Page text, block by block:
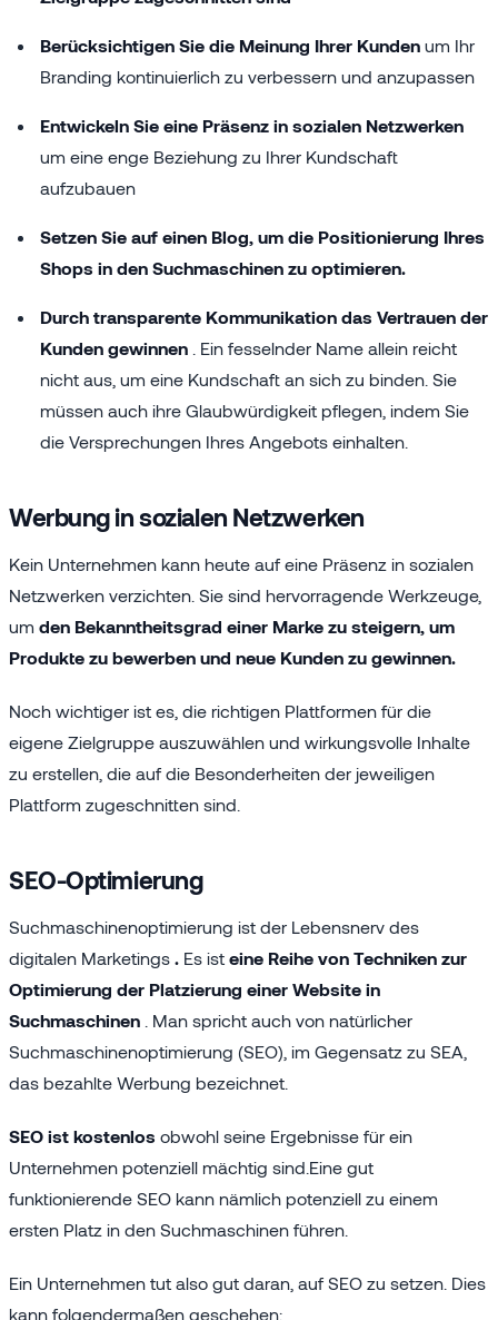
Berücksichtigen Sie die Meinung Ihrer Kunden um Ihr
Branding kontinuierlich zu verbessern und anzupassen
Entwickeln Sie eine Präsenz in sozialen Netzwerken
um eine enge Beziehung zu Ihrer Kundschaft
aufzubauen
Setzen Sie auf einen Blog, um die Positionierung Ihres
Shops in den Suchmaschinen zu optimieren.
Durch transparente Kommunikation das Vertrauen der
Kunden gewinnen
. Ein fesselnder Name allein reicht
nicht aus, um eine Kundschaft an sich zu binden. Sie
müssen auch ihre Glaubwürdigkeit pflegen, indem Sie
die Versprechungen Ihres Angebots einhalten.
Werbung in sozialen Netzwerken
Kein Unternehmen kann heute auf eine Präsenz in sozialen
Netzwerken verzichten. Sie sind hervorragende Werkzeuge,
um den Bekanntheitsgrad einer Marke zu steigern, um
Produkte zu bewerben und neue Kunden zu gewinnen.
Noch wichtiger ist es, die richtigen Plattformen für die
eigene Zielgruppe auszuwählen und wirkungsvolle Inhalte
zu erstellen, die auf die Besonderheiten der jeweiligen
Plattform zugeschnitten sind.
SEO-Optimierung
Suchmaschinenoptimierung ist der Lebensnerv des
digitalen Marketings . Es ist eine Reihe von Techniken zur
Optimierung der Platzierung einer Website in
Suchmaschinen
. Man spricht auch von natürlicher
Suchmaschinenoptimierung (SEO), im Gegensatz zu SEA,
das bezahlte Werbung bezeichnet.
SEO ist kostenlos obwohl seine Ergebnisse für ein
Unternehmen potenziell mächtig sind.Eine gut
funktionierende SEO kann nämlich potenziell zu einem
ersten Platz in den Suchmaschinen führen.
Ein Unternehmen tut also gut daran, auf SEO zu setzen. Dies
kann folgendermaßen geschehen: